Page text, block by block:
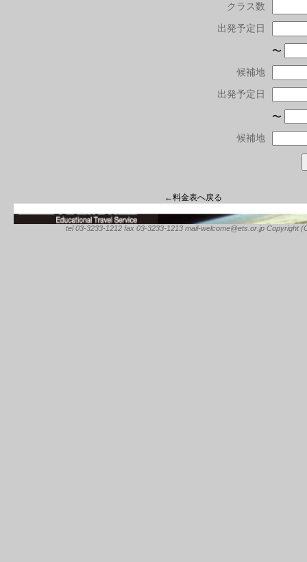
クラス数
出発予定日
〜
候補地
出発予定日
〜
候補地
←料金表へ戻る
tel 03-3233-1212 fax 03-3233-1213 mail-welcome@ets.or.jp Copyright